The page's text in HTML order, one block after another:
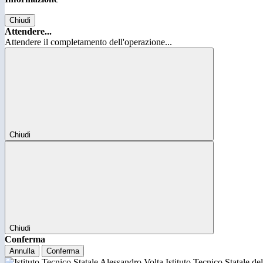
Chiudi
Attendere...
Attendere il completamento dell'operazione...
Chiudi
Chiudi
Conferma
Annulla Conferma